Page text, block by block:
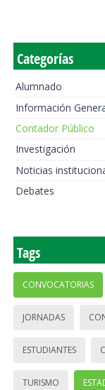
Categorías
Alumnado
Información
Contador Público
Investigación
Noticias
Debates
Tags
CONVOCATORIAS
JORNADAS
ESTUDIANTES
TURISMO